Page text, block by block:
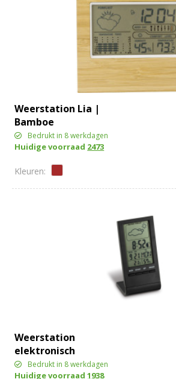
Weerstation Lia |
Bamboe
Bedrukt in 8 werkdagen
Huidige voorraad 2473
Weerstation
elektronisch
Bedrukt in 8 werkdagen
Huidige voorraad1938